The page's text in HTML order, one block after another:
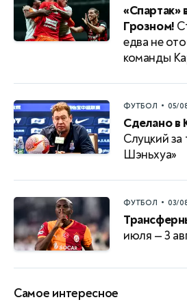
«Спартак»
Грозном!
едва не
команды
ФУТБОЛ • 05/
Сделано в
Слуцкий
Шэньхуа»
ФУТБОЛ • 03/
июля — 3
Самое интересное